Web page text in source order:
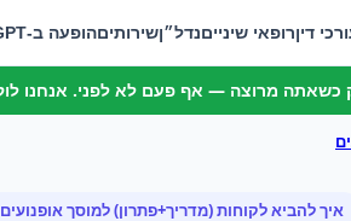
דיןרופאי שינייםנדל״ןשירותיםהופעה ב-ChatGPT
מרוצה — אף פעם לא לפני. אנחנו
איך להביא לקוחות (מדריך+פתרון)למוסך אופנועים